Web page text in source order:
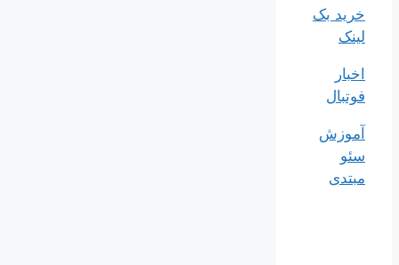
خرید بک
لینک
اخبار
فوتبال
آموزش
سئو
مبتدی